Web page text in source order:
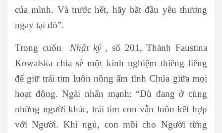
của mình. Và trước hết, hãy bắt đầu yêu thương
ngay tại đó”.
Trong cuốn Nhật ký, số 201, Thánh Faustina
Kowalska chia sẻ một kinh nghiệm thiêng liêng
để giữ trái tim luôn nồng ấm tình Chúa giữa mọi
hoạt động. Ngài nhấn mạnh: “Dù đang ở cùng
những người khác, trái tim con vẫn luôn kết hợp
với Người. Khi ngủ, con mồi cho Người từng